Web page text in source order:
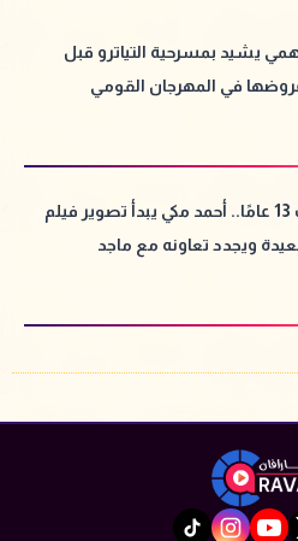
يشيد بمسرحية التياترو قبل
في المهرجان القومي
بعد غياب 13 عامًا.. أحمد مكي يبدأ تصوير فيلم
ويجدد تعاونه مع ماجد